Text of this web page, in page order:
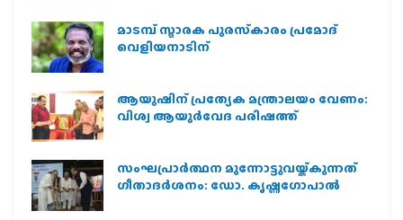
മാടമ്പ് സ്മാരക പുരസ്‌കാരം പ്രമോദ്
വെളിയനാടിന്
ആയുഷിന് പ്രത്യേക മന്ത്രാലയം വേണം:
വിശ്വ ആയുര്‍വേദ പരിഷത്ത്
സംഘപ്രാര്‍ത്ഥന മുന്നോട്ടുവയ്ക്കുന്നത്
ഗീതാദര്‍ശനം: ഡോ. കൃഷ്ണഗോപാല്‍